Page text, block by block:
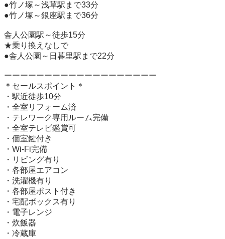
●竹ノ塚～浅草駅まで33分
●竹ノ塚～銀座駅まで36分
舎人公園駅～徒歩15分
★乗り換えなしで
●舎人公園～日暮里駅まで22分
ーーーーーーーーーーーーーーーーーーー
＊セールスポイント＊
・駅近徒歩10分
・全室リフォーム済
・テレワーク専用ルーム完備
・全室テレビ鑑賞可
・個室鍵付き
・Wi-Fi完備
・リビング有り
・各部屋エアコン
・洗濯機有り
・各部屋ポスト付き
・宅配ボックス有り
・電子レンジ
・炊飯器
・冷蔵庫